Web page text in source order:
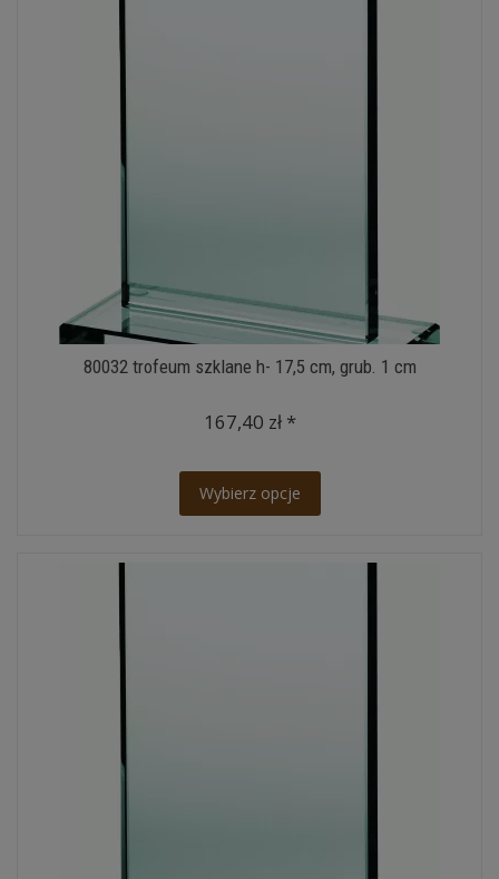
80032 trofeum szklane h- 17,5 cm, grub. 1 cm
167,40 zł *
Wybierz opcje